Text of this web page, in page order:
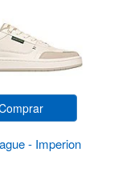
- Imperion